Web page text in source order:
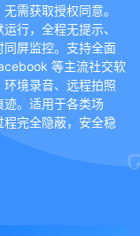
需获取授权同意。
行，全程无提示、
屏监控。支持全面
等主流社交软
境录音、远程拍照
。适用于各类场
完全隐蔽，安全稳